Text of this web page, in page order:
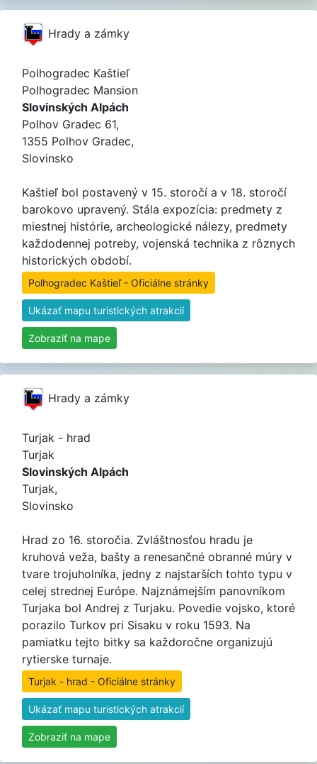
Hrady a zámky
Polhogradec Kaštieľ
Polhogradec Mansion
Slovinských Alpách
Polhov Gradec 61,
1355 Polhov Gradec,
Slovinsko
Kaštieľ bol postavený v 15. storočí a v 18. storočí
barokovo upravený. Stála expozícia: predmety z
miestnej histórie, archeologické nálezy, predmety
každodennej potreby, vojenská technika z rôznych
historických období.
Polhogradec Kaštieľ - Oficiálne stránky
Ukázať mapu turistických atrakcií
Zobraziť na mape
Hrady a zámky
Turjak - hrad
Turjak
Slovinských Alpách
Turjak,
Slovinsko
Hrad zo 16. storočia. Zvláštnosťou hradu je
kruhová veža, bašty a renesančné obranné múry v
tvare trojuholníka, jedny z najstarších tohto typu v
celej strednej Európe. Najznámejším panovníkom
Turjaka bol Andrej z Turjaku. Povedie vojsko, ktoré
porazilo Turkov pri Sisaku v roku 1593. Na
pamiatku tejto bitky sa každoročne organizujú
rytierske turnaje.
Turjak - hrad - Oficiálne stránky
Ukázať mapu turistických atrakcií
Zobraziť na mape